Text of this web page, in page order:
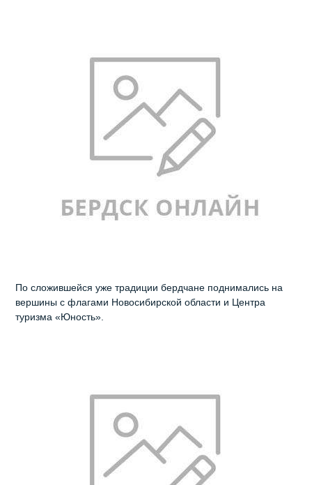
По сложившейся уже традиции бердчане поднимались на
вершины с флагами Новосибирской области и Центра
туризма «Юность».